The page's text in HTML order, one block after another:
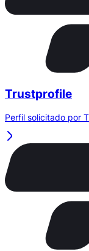
Trustprofile
Perfil solicitado por